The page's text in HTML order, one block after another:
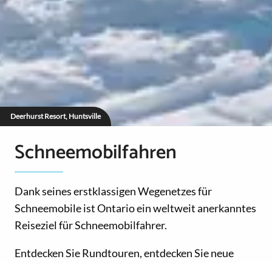
Deerhurst Resort, Huntsville
Schneemobilfahren
Dank seines erstklassigen Wegenetzes für
Schneemobile ist Ontario ein weltweit anerkanntes
Reiseziel für Schneemobilfahrer.
Entdecken Sie Rundtouren, entdecken Sie neue